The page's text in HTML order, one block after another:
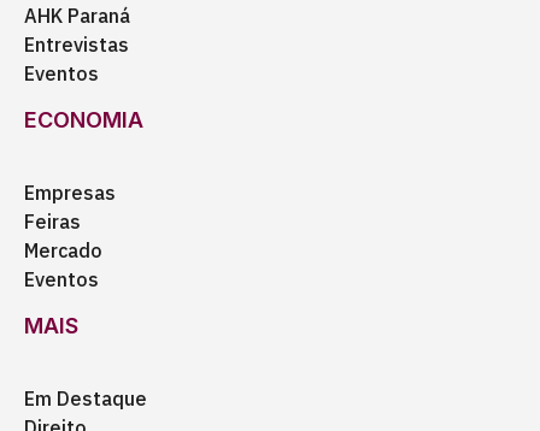
AHK Paraná
Entrevistas
Eventos
ECONOMIA
Empresas
Feiras
Mercado
Eventos
MAIS
Em Destaque